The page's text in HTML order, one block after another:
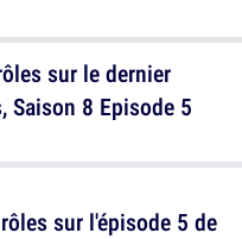
sur l'épisode 5 de
sur le dernier
Saison 8 Episode 5